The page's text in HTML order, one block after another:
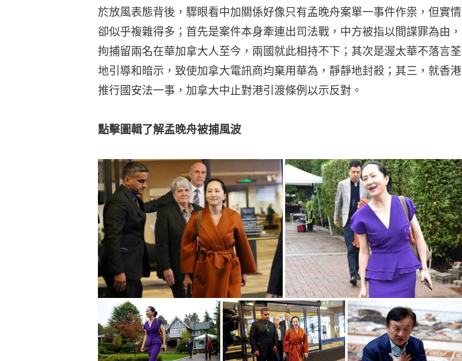
於放風表態背後，驟眼看中加關係好像只有孟晚舟案單一事件作祟，但實情
卻似乎複雜得多；首先是案件本身牽連出司法戰，中方被指以間諜罪為由，
拘捕留兩名在華加拿大人至今，兩國就此相持不下；其次是渥太華不落言荃
地引導和暗示，致使加拿大電訊商均棄用華為，靜靜地封殺；其三，就香港
推行國安法一事，加拿大中止對港引渡條例以示反對。
點擊圖輯了解孟晚舟被捕風波